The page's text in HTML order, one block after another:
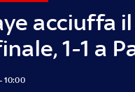
acciuffa
1-1 a
10:00